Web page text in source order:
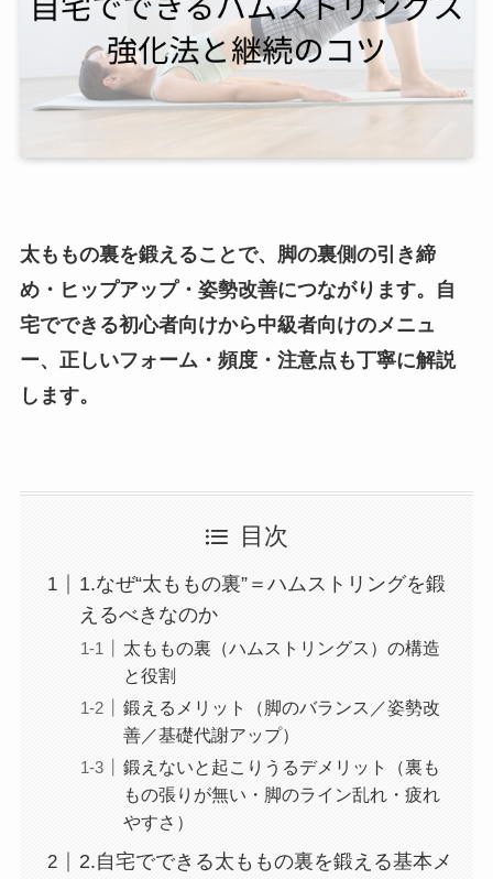
太ももの裏を鍛えることで、脚の裏側の引き締
め・ヒップアップ・姿勢改善につながります。自
宅でできる初心者向けから中級者向けのメニュ
ー、正しいフォーム・頻度・注意点も丁寧に解説
します。
目次
1.なぜ“太ももの裏”＝ハムストリングを鍛
えるべきなのか
太ももの裏（ハムストリングス）の構造
と役割
鍛えるメリット（脚のバランス／姿勢改
善／基礎代謝アップ）
鍛えないと起こりうるデメリット（裏も
もの張りが無い・脚のライン乱れ・疲れ
やすさ）
2.自宅でできる太ももの裏を鍛える基本メ